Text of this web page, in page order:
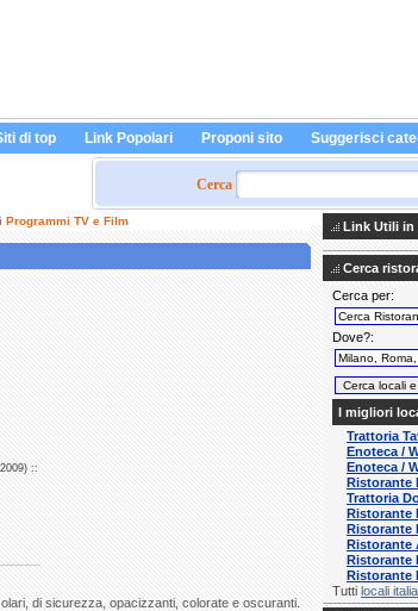
di top Link Popolari Proponi sito Suggerisci
Cerca
Programmi TV e Film
::
di sicurezza, opacizzanti, colorate e oscuranti.
Link Utili in
Cerca
Cerca per:
Dove?:
I migliori
Trattoria
Enoteca /
Enoteca /
Ristorante
Trattoria
Ristorante
Ristorante
Ristorante
Ristorante
Ristorante
Tutti locali